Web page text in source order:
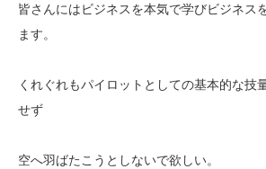
皆さんにはビジネスを本気で学びビジネス
ます。
くれぐれもパイロットとしての基本的な技
せず
空へ羽ばたこうとしないで欲しい。